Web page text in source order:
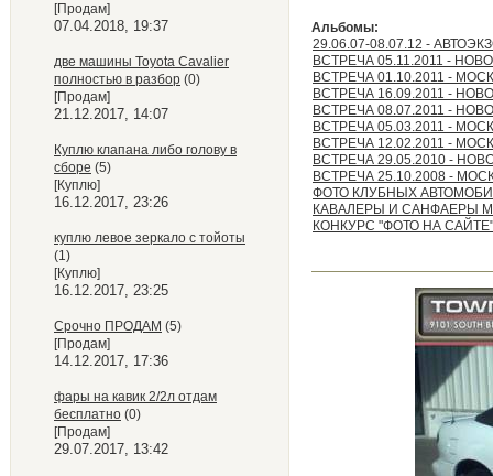
[Продам]
07.04.2018, 19:37
две машины Toyota Cavalier
полностью в разбор (0)
[Продам]
21.12.2017, 14:07
Куплю клапана либо голову в
сборе (5)
[Куплю]
16.12.2017, 23:26
куплю левое зеркало с тойоты
(1)
[Куплю]
16.12.2017, 23:25
Срочно ПРОДАМ (5)
[Продам]
14.12.2017, 17:36
фары на кавик 2/2л отдам
бесплатно (0)
[Продам]
29.07.2017, 13:42
Альбомы:
29.06.07-08.07.12 -
ВСТРЕЧА 05.11.2011 -
ВСТРЕЧА 01.10.2011 -
ВСТРЕЧА 16.09.2011 -
ВСТРЕЧА 08.07.2011 -
ВСТРЕЧА 05.03.2011 -
ВСТРЕЧА 12.02.2011 -
ВСТРЕЧА 29.05.2010 -
ВСТРЕЧА 25.10.2008 -
ФОТО КЛУБНЫХ
КАВАЛЕРЫ И САНФАЕРЫ
КОНКУРС "ФОТО НА